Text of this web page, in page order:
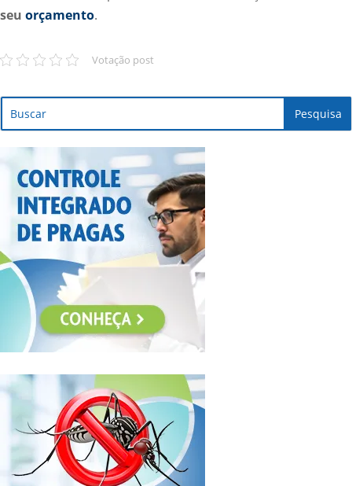
seu orçamento.
Votação post